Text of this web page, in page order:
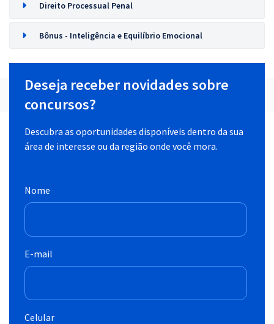
Direito Processual Penal
Bônus - Inteligência e Equilíbrio Emocional
Deseja receber novidades sobre
concursos?
Descubra as oportunidades disponíveis dentro da sua
área de interesse ou da região onde você mora.
Nome
E-mail
Celular